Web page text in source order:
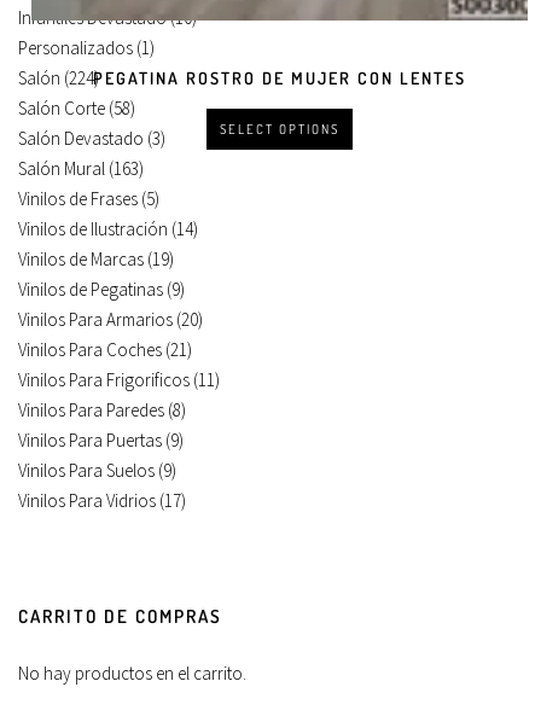
PEGATINA ROSTRO DE MUJER CON LENTES
SELECT OPTIONS
Infantiles Devastado(10)
Personalizados (1)
Salón (224)
Salón Corte (58)
Salón Devastado (3)
Salón Mural (163)
Vinilos de Frases (5)
Vinilos de Ilustración (14)
Vinilos de Marcas (19)
Vinilos de Pegatinas (9)
Vinilos Para Armarios (20)
Vinilos Para Coches (21)
Vinilos Para Frigorificos (11)
Vinilos Para Paredes (8)
Vinilos Para Puertas (9)
Vinilos Para Suelos (9)
Vinilos Para Vidrios (17)
CARRITO DE COMPRAS
No hay productos en el carrito.